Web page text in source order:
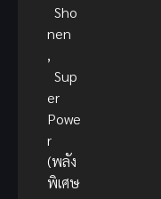
Sho
nen
,
Sup
er
Powe
r
(พลัง
พิเศษ